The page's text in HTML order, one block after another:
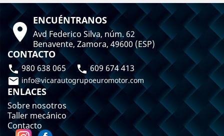
 ENCUÉNTRANOS
Avd Federico Silva, núm. 62
Benavente, Zamora, 49600 (ESP)
CONTACTO
980 638 065  609 674 413
 info@vicarautogrupoeuromotor.com
ENLACES
Sobre nosotros
Taller mecánico
Contacto